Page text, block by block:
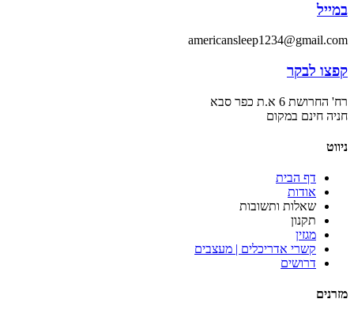
במייל
americansleep1234@gmail.com
קפצו לבקר
רח' החרושת 6 א.ת כפר סבא
חניה חינם במקום
ניווט
דף הבית
אודות
שאלות ותשובות
תקנון
מגזין
קשרי אדריכלים | מעצבים
דרושים
מזרנים